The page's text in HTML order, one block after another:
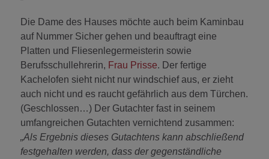
Die Dame des Hauses möchte auch beim Kaminbau
auf Nummer Sicher gehen und beauftragt eine
Platten und Fliesenlegermeisterin sowie
Berufsschullehrerin, Frau Prisse. Der fertige
Kachelofen sieht nicht nur windschief aus, er zieht
auch nicht und es raucht gefährlich aus dem Türchen.
(Geschlossen…) Der Gutachter fast in seinem
umfangreichen Gutachten vernichtend zusammen:
„Als Ergebnis dieses Gutachtens kann abschließend
festgehalten werden, dass der gegenständliche